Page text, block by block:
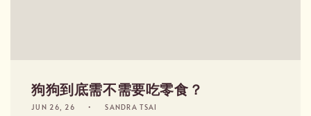
狗狗到底需不需要吃零食？
JUN 26, 26 SANDRA TSAI